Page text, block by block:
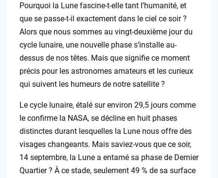
Pourquoi la Lune fascine-t-elle tant l’humanité, et
que se passe-t-il exactement dans le ciel ce soir ?
Alors que nous sommes au vingt-deuxième jour du
cycle lunaire, une nouvelle phase s’installe au-
dessus de nos têtes. Mais que signifie ce moment
précis pour les astronomes amateurs et les curieux
qui suivent les humeurs de notre satellite ?
Le cycle lunaire, étalé sur environ 29,5 jours comme
le confirme la NASA, se décline en huit phases
distinctes durant lesquelles la Lune nous offre des
visages changeants. Mais saviez-vous que ce soir,
14 septembre, la Lune a entamé sa phase de Dernier
Quartier ? À ce stade, seulement 49 % de sa surface